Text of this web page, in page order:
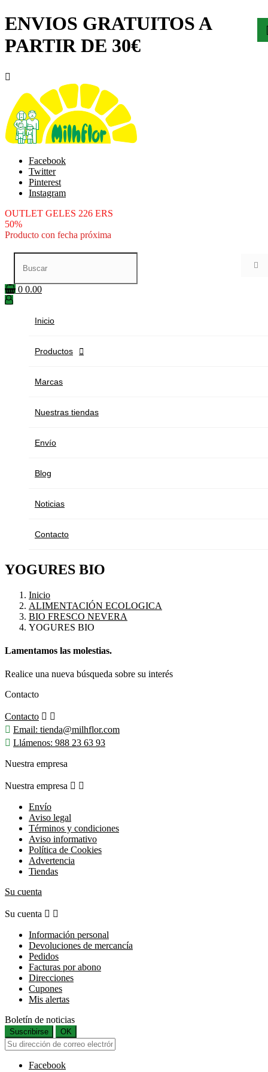
ENVIOS GRATUITOS A
PARTIR DE 30€

Facebook
Twitter
Pinterest
Instagram
OUTLET GELES 226 ERS
50%
Producto con fecha próxima

0 0.00
Inicio
Productos 
Marcas
Nuestras tiendas
Envío
Blog
Noticias
Contacto
YOGURES BIO
Inicio
ALIMENTACIÓN ECOLOGICA
BIO FRESCO NEVERA
YOGURES BIO
Lamentamos las molestias.
Realice una nueva búsqueda sobre su interés
Contacto
Contacto  
 Email: tienda@milhflor.com
 Llámenos: 988 23 63 93
Nuestra empresa
Nuestra empresa  
Envío
Aviso legal
Términos y condiciones
Aviso informativo
Política de Cookies
Advertencia
Tiendas
Su cuenta
Su cuenta  
Información personal
Devoluciones de mercancía
Pedidos
Facturas por abono
Direcciones
Cupones
Mis alertas
Boletín de noticias
Suscribirse OK
Facebook